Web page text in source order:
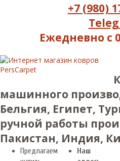
+7 (980)
Ежедневно с
машинного
Бельгия, Египет,
ручной работы
Пакистан, Индия,
Предлагаем
Наш